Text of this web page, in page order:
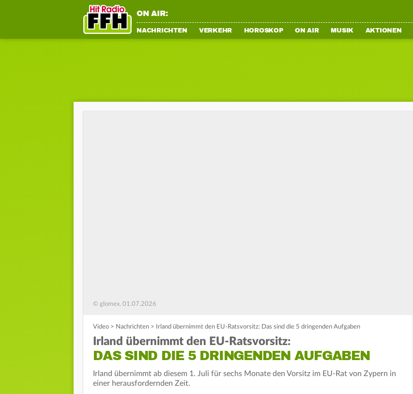
ON AIR:
NACHRICHTEN VERKEHR HOROSKOP ON AIR MUSIK AKTIONEN
© glomex, 01.07.2026
Video > Nachrichten > Irland übernimmt den EU-Ratsvorsitz: Das sind die 5 dringenden Aufgaben
Irland übernimmt den EU-Ratsvorsitz:
DAS SIND DIE 5 DRINGENDEN AUFGABEN
Irland übernimmt ab diesem 1. Juli für sechs Monate den Vorsitz im EU-Rat von Zypern in
einer herausfordernden Zeit.